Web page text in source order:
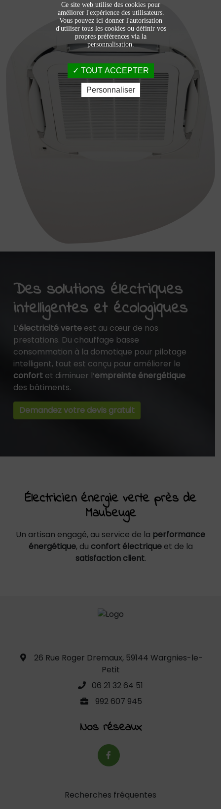
Des solutions électriques
intelligentes et écologiques
L’électricité verte est au cœur de nos
prestations. Du chauffage basse
consommation à la domotique pour pilotage
intelligent, tout est conçu pour améliorer le
confort et diminuer l’empreinte énergétique
des bâtiments.
Demandez votre devis gratuit
Électricien énergie verte près de
Maubeuge
Un artisan engagé, au service de la performance
énergétique, du confort électriqueet de la
satisfaction client.
26 Rue Roger Dremaux, 59144 Wargnies-le-
Petit
06 21 32 64 51
992 607 945
Nos réseaux
Recherches fréquentes
Ce site web utilise des cookies pour
améliorer l'expérience des utilisateurs.
Vous pouvez ici donner l'autorisation
d'utiliser tous les cookies ou définir vos
propres préférences via la
personnalisation.
TOUT ACCEPTER
Personnaliser